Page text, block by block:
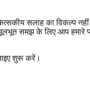
सलाह का विकल्प
समझ के लिए आप हमारे
शुरू करें।